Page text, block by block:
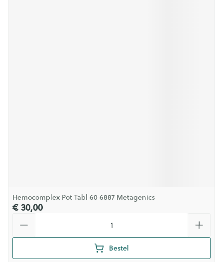
Hemocomplex Pot Tabl 60 6887 Metagenics
€ 30,00
Bestel